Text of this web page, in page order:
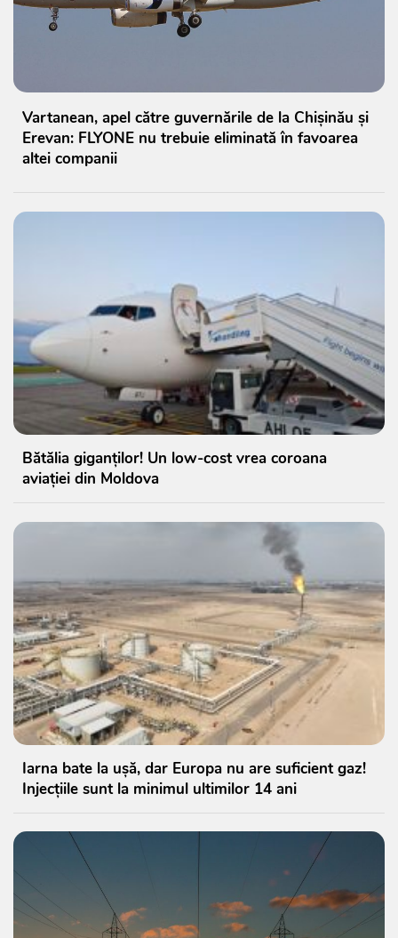
Vartanean, apel către guvernările de la Chișinău și
Erevan: FLYONE nu trebuie eliminată în favoarea
altei companii
Bătălia giganților! Un low-cost vrea coroana
aviației din Moldova
Iarna bate la ușă, dar Europa nu are suficient gaz!
Injecțiile sunt la minimul ultimilor 14 ani